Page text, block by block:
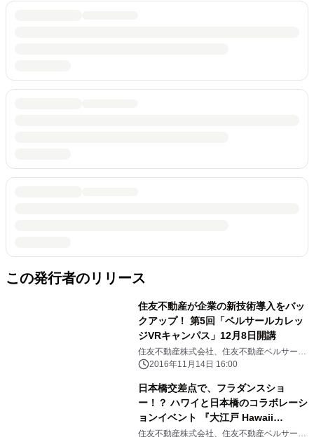
この発行者のリリース
住友不動産が企業の新技術導入をバッ
クアップ！ 第5回「ベルサールカレッ
ジVRキャンパス」12月8日開講
住友不動産株式会社、住友不動産ベルサール
株式会社
2016年11月14日 16:00
日本橋交差点で、フラダンスショ
ー！？ ハワイと日本橋のコラボレーシ
ョンイベント 『大江戸 Hawaii
Festival 2016』を8月27・28日に開催
住友不動産株式会社、住友不動産ベルサール